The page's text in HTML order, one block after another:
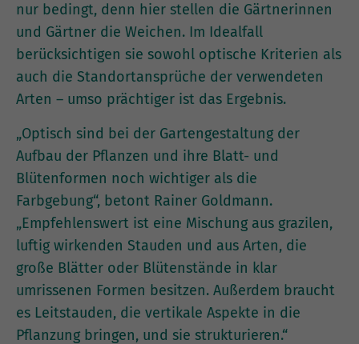
nur bedingt, denn hier stellen die Gärtnerinnen
und Gärtner die Weichen. Im Idealfall
berücksichtigen sie sowohl optische Kriterien als
auch die Standortansprüche der verwendeten
Arten – umso prächtiger ist das Ergebnis.
„Optisch sind bei der Gartengestaltung der
Aufbau der Pflanzen und ihre Blatt- und
Blütenformen noch wichtiger als die
Farbgebung“, betont Rainer Goldmann.
„Empfehlenswert ist eine Mischung aus grazilen,
luftig wirkenden Stauden und aus Arten, die
große Blätter oder Blütenstände in klar
umrissenen Formen besitzen. Außerdem braucht
es Leitstauden, die vertikale Aspekte in die
Pflanzung bringen, und sie strukturieren.“